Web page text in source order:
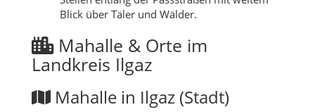
Blick über Täler und Wälder.
Mahalle & Orte im
Landkreis Ilgaz
Mahalle in Ilgaz (Stadt)